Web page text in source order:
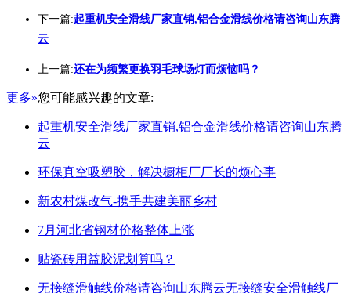
下一篇:起重机安全滑线厂家直销,铝合金滑线价格请咨询山东腾
云
上一篇:还在为频繁更换羽毛球场灯而烦恼吗？
更多»您可能感兴趣的文章:
起重机安全滑线厂家直销,铝合金滑线价格请咨询山东腾
云
环保真空吸塑胶，解决橱柜厂厂长的烦心事
新农村煤改气-携手共建美丽乡村
7月河北省钢材价格整体上涨
贴瓷砖用益胶泥划算吗？
无接缝滑触线价格请咨询山东腾云无接缝安全滑触线厂